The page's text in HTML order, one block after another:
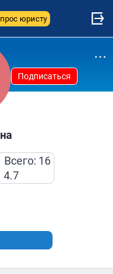
юристу
Подписаться
...
Всего: 16
4.7